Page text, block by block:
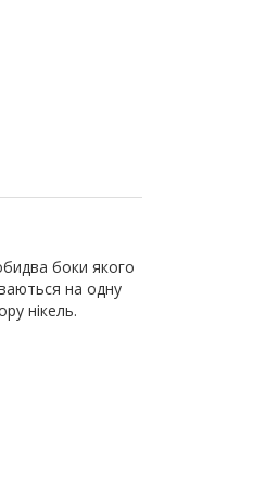
боки якого
на одну
нікель.